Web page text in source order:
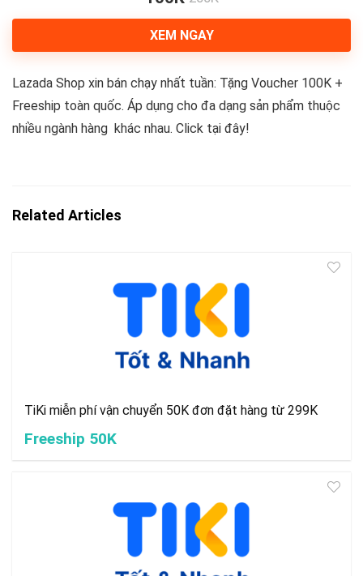
XEM NGAY
Lazada Shop xin bán chạy nhất tuần: Tặng Voucher 100K +
Freeship toàn quốc. Áp dụng cho đa dạng sản phẩm thuộc
nhiều ngành hàng khác nhau. Click tại đây!
Related Articles
TiKi miễn phí vận chuyển 50K đơn đặt hàng từ 299K
Freeship 50K